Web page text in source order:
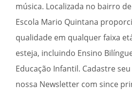
música. Localizada no bairro
Escola Mario Quintana
qualidade em qualquer faixa
esteja, incluindo Ensino
Educação Infantil. Cadastre
nossa Newsletter com since